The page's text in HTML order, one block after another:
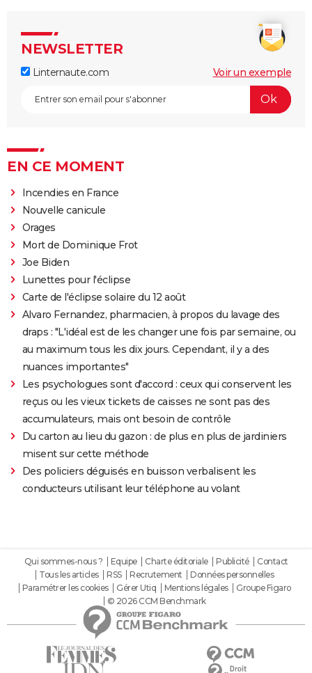
NEWSLETTER
Linternaute.com Voir un exemple
EN CE MOMENT
Incendies en France
Nouvelle canicule
Orages
Mort de Dominique Frot
Joe Biden
Lunettes pour l'éclipse
Carte de l'éclipse solaire du 12 août
Alvaro Fernandez, pharmacien, à propos du lavage des
draps : "L'idéal est de les changer une fois par semaine, ou
au maximum tous les dix jours. Cependant, il y a des
nuances importantes"
Les psychologues sont d'accord : ceux qui conservent les
reçus ou les vieux tickets de caisses ne sont pas des
accumulateurs, mais ont besoin de contrôle
Du carton au lieu du gazon : de plus en plus de jardiniers
misent sur cette méthode
Des policiers déguisés en buisson verbalisent les
conducteurs utilisant leur téléphone au volant
Qui sommes-nous ? Equipe Charte éditoriale Publicité
Contact
Tous les articles
RSS Recrutement
Données personnelles
Paramétrer les cookies
Gérer Utiq Mentions légales
Groupe Figaro
© 2026 CCM Benchmark